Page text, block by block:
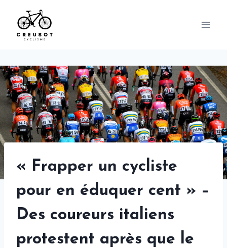
content
« Frapper un cycliste
pour en éduquer cent » –
Des coureurs italiens
protestent après que le